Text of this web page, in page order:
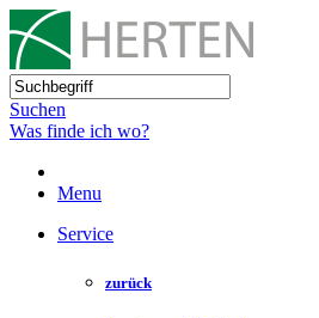
Suchen
Was finde ich wo?
Menu
Service
zurück